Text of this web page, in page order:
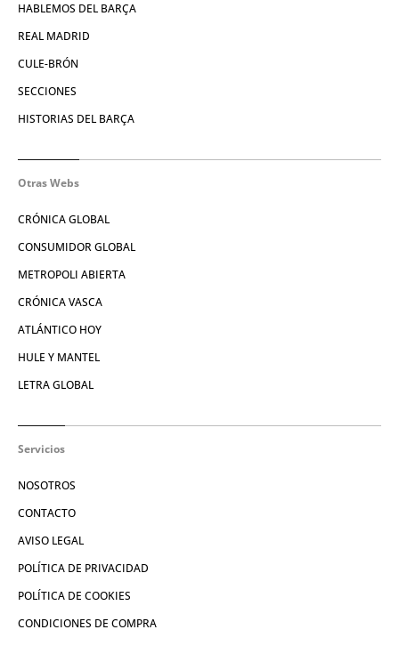
HABLEMOS DEL BARÇA
REAL MADRID
CULE-BRÓN
SECCIONES
HISTORIAS DEL BARÇA
Otras Webs
CRÓNICA GLOBAL
CONSUMIDOR GLOBAL
METROPOLI ABIERTA
CRÓNICA VASCA
ATLÁNTICO HOY
HULE Y MANTEL
LETRA GLOBAL
Servicios
NOSOTROS
CONTACTO
AVISO LEGAL
POLÍTICA DE PRIVACIDAD
POLÍTICA DE COOKIES
CONDICIONES DE COMPRA